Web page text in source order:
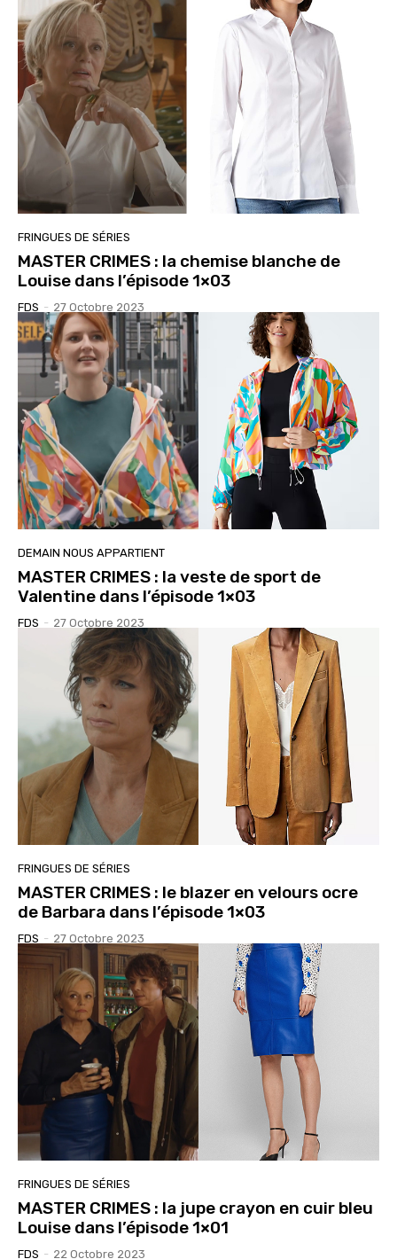
FRINGUES DE SÉRIES
MASTER CRIMES : la chemise blanche de
Louise dans l’épisode 1×03
FDS - 27 Octobre 2023
DEMAIN NOUS APPARTIENT
MASTER CRIMES : la veste de sport de
Valentine dans l’épisode 1×03
FDS - 27 Octobre 2023
FRINGUES DE SÉRIES
MASTER CRIMES : le blazer en velours ocre
de Barbara dans l’épisode 1×03
FDS - 27 Octobre 2023
FRINGUES DE SÉRIES
MASTER CRIMES : la jupe crayon en cuir bleu
Louise dans l’épisode 1×01
FDS - 22 Octobre 2023